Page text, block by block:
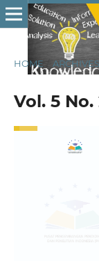
HOME ARCHIVES
Vol. 5 No.